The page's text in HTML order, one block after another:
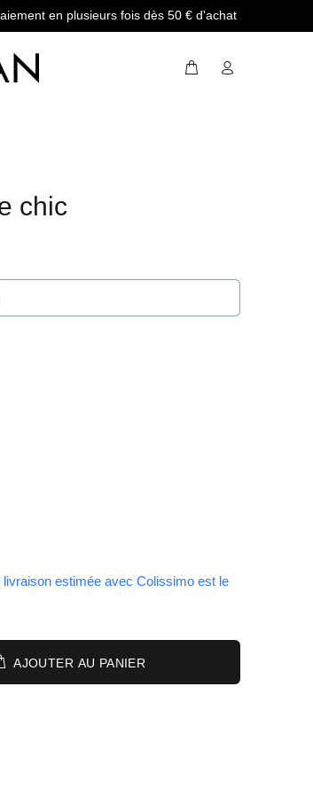
en plusieurs fois dès 50 € d'achat
chic
livraison estimée avec Colissimo est le
AJOUTER AU PANIER